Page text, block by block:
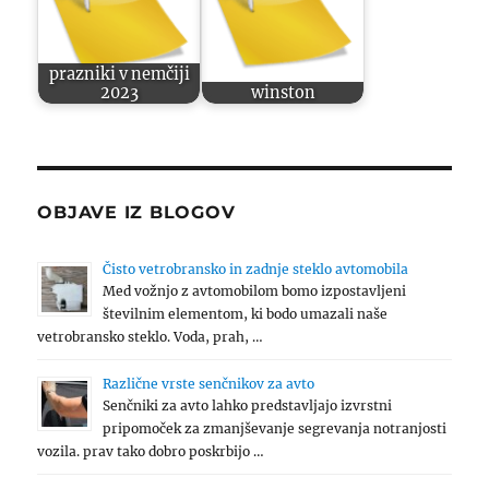
prazniki v nemčiji
2023
winston
OBJAVE IZ BLOGOV
Čisto vetrobransko in zadnje steklo avtomobila
Med vožnjo z avtomobilom bomo izpostavljeni
številnim elementom, ki bodo umazali naše
vetrobransko steklo. Voda, prah, …
Različne vrste senčnikov za avto
Senčniki za avto lahko predstavljajo izvrstni
pripomoček za zmanjševanje segrevanja notranjosti
vozila. prav tako dobro poskrbijo …